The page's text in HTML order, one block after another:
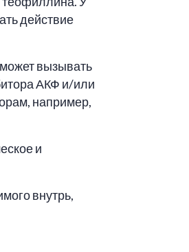
действие
вызывать
АКФ и/или
например,
и
внутрь,